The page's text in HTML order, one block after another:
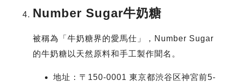
Number Sugar牛奶糖
被稱為「牛奶糖界的愛馬仕」，Number Sugar
的牛奶糖以天然原料和手工製作聞名。
地址：〒150-0001 東京都渋谷区神宮前5-